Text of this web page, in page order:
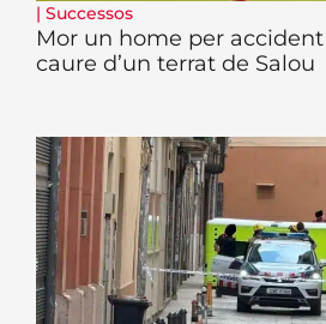
| Successos
Mor un home per
caure d’un terrat de Salou